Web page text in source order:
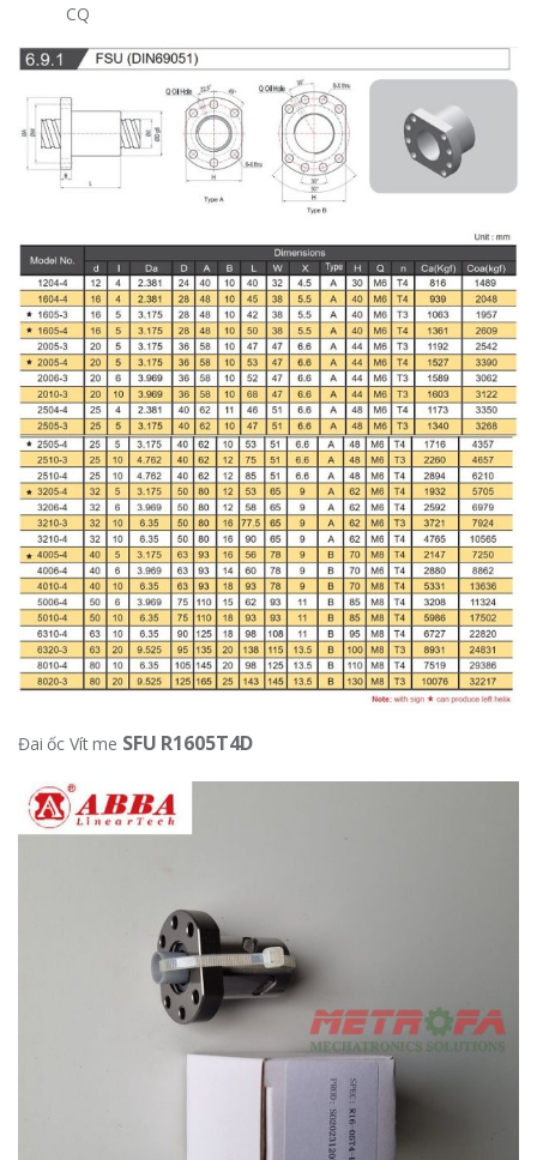
CQ
Đai ốc Vít me SFU R1605T4D